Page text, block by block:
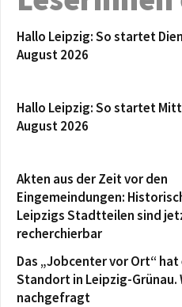
Hallo Leipzig: So startet
August 2026
Hallo Leipzig: So startet
August 2026
Akten aus der Zeit vor den
Eingemeindungen:
Leipzigs Stadtteilen sind
recherchierbar
Das „Jobcenter vor Ort“ hat
Standort in Leipzig-Grünau.
nachgefragt